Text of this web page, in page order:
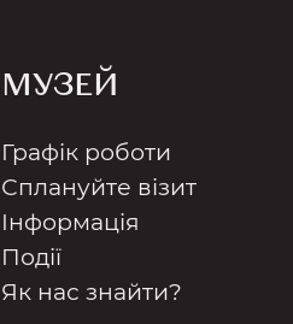
МУЗЕЙ
Графік роботи
Сплануйте візит
Інформація
Події
Як нас знайти?